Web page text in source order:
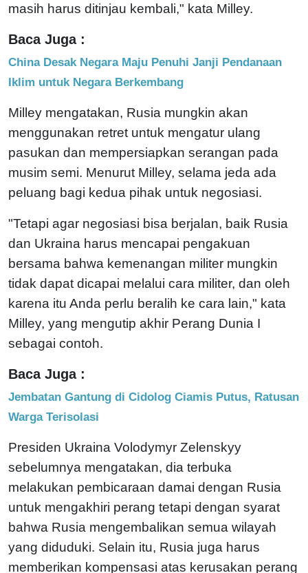
masih harus ditinjau kembali," kata Milley.
Baca Juga :
China Desak Negara Maju Penuhi Janji Pendanaan
Iklim untuk Negara Berkembang
Milley mengatakan, Rusia mungkin akan
menggunakan retret untuk mengatur ulang
pasukan dan mempersiapkan serangan pada
musim semi. Menurut Milley, selama jeda ada
peluang bagi kedua pihak untuk negosiasi.
"Tetapi agar negosiasi bisa berjalan, baik Rusia
dan Ukraina harus mencapai pengakuan
bersama bahwa kemenangan militer mungkin
tidak dapat dicapai melalui cara militer, dan oleh
karena itu Anda perlu beralih ke cara lain," kata
Milley, yang mengutip akhir Perang Dunia I
sebagai contoh.
Baca Juga :
Jembatan Gantung di Cidolog Ciamis Putus, Ratusan
Warga Terisolasi
Presiden Ukraina Volodymyr Zelenskyy
sebelumnya mengatakan, dia terbuka
melakukan pembicaraan damai dengan Rusia
untuk mengakhiri perang tetapi dengan syarat
bahwa Rusia mengembalikan semua wilayah
yang diduduki. Selain itu, Rusia juga harus
memberikan kompensasi atas kerusakan perang